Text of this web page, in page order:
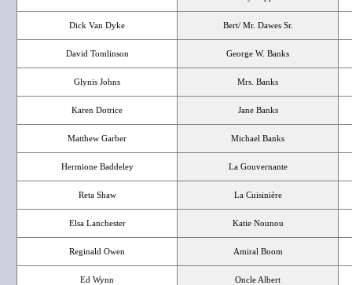
Dick Van Dyke Bert/ Mr. Dawes Sr.
David Tomlinson George W. Banks
Glynis Johns Mrs. Banks
Karen Dotrice Jane Banks
Matthew Garber Michael Banks
Hermione Baddeley La Gouvernante
Reta Shaw La Cuisinière
Elsa Lanchester Katie Nounou
Reginald Owen Amiral Boom
Ed Wynn Oncle Albert